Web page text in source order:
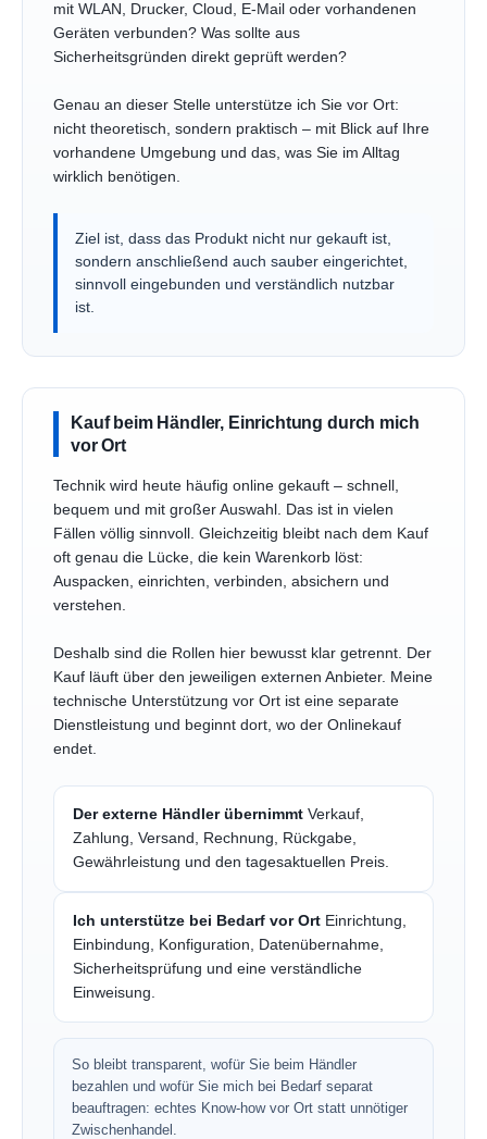
mit WLAN, Drucker, Cloud, E-Mail oder vorhandenen
Geräten verbunden? Was sollte aus
Sicherheitsgründen direkt geprüft werden?
Genau an dieser Stelle unterstütze ich Sie vor Ort:
nicht theoretisch, sondern praktisch – mit Blick auf Ihre
vorhandene Umgebung und das, was Sie im Alltag
wirklich benötigen.
Ziel ist, dass das Produkt nicht nur gekauft ist,
sondern anschließend auch sauber eingerichtet,
sinnvoll eingebunden und verständlich nutzbar
ist.
Kauf beim Händler, Einrichtung durch mich
vor Ort
Technik wird heute häufig online gekauft – schnell,
bequem und mit großer Auswahl. Das ist in vielen
Fällen völlig sinnvoll. Gleichzeitig bleibt nach dem Kauf
oft genau die Lücke, die kein Warenkorb löst:
Auspacken, einrichten, verbinden, absichern und
verstehen.
Deshalb sind die Rollen hier bewusst klar getrennt. Der
Kauf läuft über den jeweiligen externen Anbieter. Meine
technische Unterstützung vor Ort ist eine separate
Dienstleistung und beginnt dort, wo der Onlinekauf
endet.
Der externe Händler übernimmt Verkauf,
Zahlung, Versand, Rechnung, Rückgabe,
Gewährleistung und den tagesaktuellen Preis.
Ich unterstütze bei Bedarf vor Ort Einrichtung,
Einbindung, Konfiguration, Datenübernahme,
Sicherheitsprüfung und eine verständliche
Einweisung.
So bleibt transparent, wofür Sie beim Händler
bezahlen und wofür Sie mich bei Bedarf separat
beauftragen: echtes Know-how vor Ort statt unnötiger
Zwischenhandel.